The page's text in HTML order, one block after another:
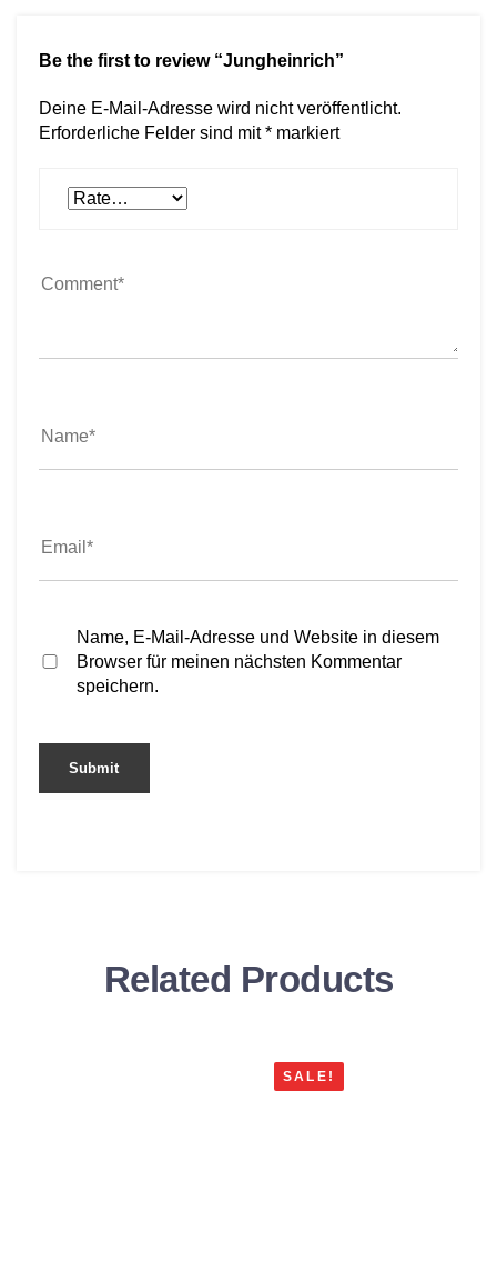
Be the first to review “Jungheinrich”
Deine E-Mail-Adresse wird nicht veröffentlicht.
Erforderliche Felder sind mit* markiert
Name, E-Mail-Adresse und Website in diesem
Browser für meinen nächsten Kommentar
speichern.
Related Products
SALE!